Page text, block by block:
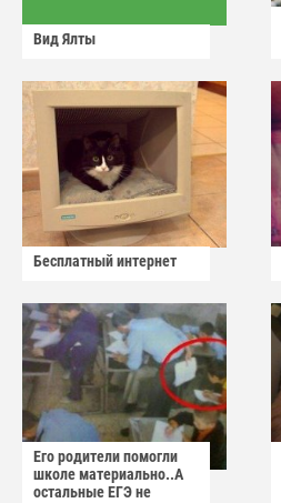
Вид Ялты
Бесплатный интернет
Его родители помогли
школе материально..А
остальные ЕГЭ не